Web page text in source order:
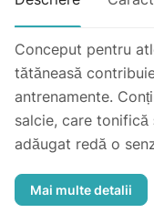
Conceput pentru
tătăneasă
antrenamente.
salcie, care
adăugat redă o
Utilizare: Se aplică